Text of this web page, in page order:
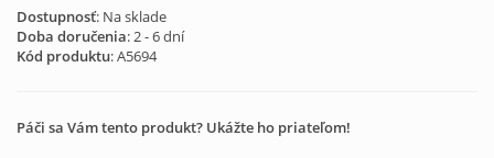
Dostupnosť: Na sklade
Doba doručenia: 2 - 6 dní
Kód produktu:A5694
Páči sa Vám tento produkt? Ukážte ho priateľom!